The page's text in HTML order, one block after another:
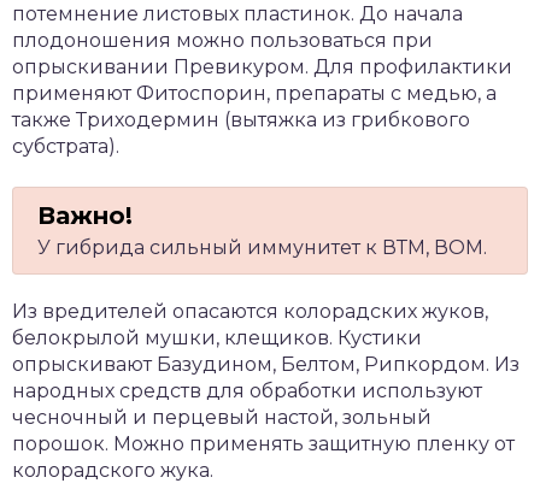
потемнение листовых пластинок. До начала
плодоношения можно пользоваться при
опрыскивании Превикуром. Для профилактики
применяют Фитоспорин, препараты с медью, а
также Триходермин (вытяжка из грибкового
субстрата).
У гибрида сильный иммунитет к ВТМ, ВОМ.
Из вредителей опасаются колорадских жуков,
белокрылой мушки, клещиков. Кустики
опрыскивают Базудином, Белтом, Рипкордом. Из
народных средств для обработки используют
чесночный и перцевый настой, зольный
порошок. Можно применять защитную пленку от
колорадского жука.